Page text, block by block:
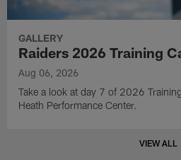
GALLERY
Raiders 2026 Training
Aug 06, 2026
Take a look at day 7 of 2026
Heath Performance Center.
VIEW ALL